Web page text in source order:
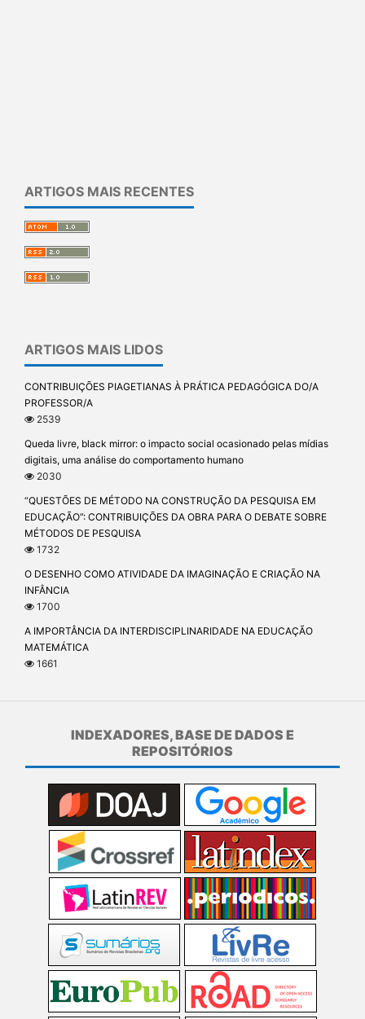
ARTIGOS MAIS RECENTES
ARTIGOS MAIS LIDOS
CONTRIBUIÇÕES PIAGETIANAS À PRÁTICA PEDAGÓGICA DO/A
PROFESSOR/A
2539
Queda livre, black mirror: o impacto social ocasionado pelas mídias
digitais, uma análise do comportamento humano
2030
“QUESTÕES DE MÉTODO NA CONSTRUÇÃO DA PESQUISA EM
EDUCAÇÃO”: CONTRIBUIÇÕES DA OBRA PARA O DEBATE SOBRE
MÉTODOS DE PESQUISA
1732
O DESENHO COMO ATIVIDADE DA IMAGINAÇÃO E CRIAÇÃO NA
INFÂNCIA
1700
A IMPORTÂNCIA DA INTERDISCIPLINARIDADE NA EDUCAÇÃO
MATEMÁTICA
1661
INDEXADORES, BASE DE DADOS E
REPOSITÓRIOS